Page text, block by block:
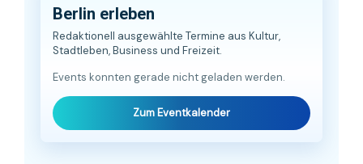
Berlin erleben
Redaktionell ausgewählte Termine aus Kultur,
Stadtleben, Business und Freizeit.
Events konnten gerade nicht geladen werden.
Zum Eventkalender